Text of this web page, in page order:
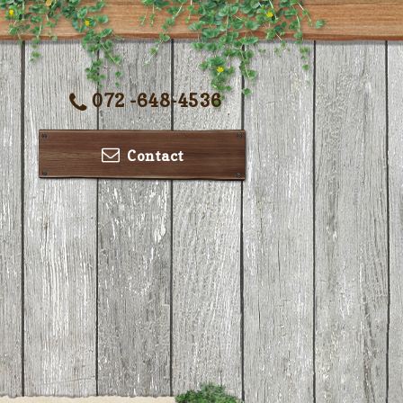
072 -648-4536
Contact